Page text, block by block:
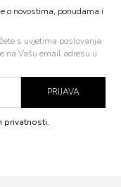
o novostima, ponudama i
s uvjetima poslovanja
na Vašu email adresu u
PRIJAVA
privatnosti.